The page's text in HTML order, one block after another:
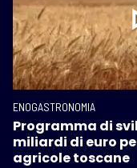
ENOGASTRONOMIA
Programma di
miliardi di euro
agricole toscane